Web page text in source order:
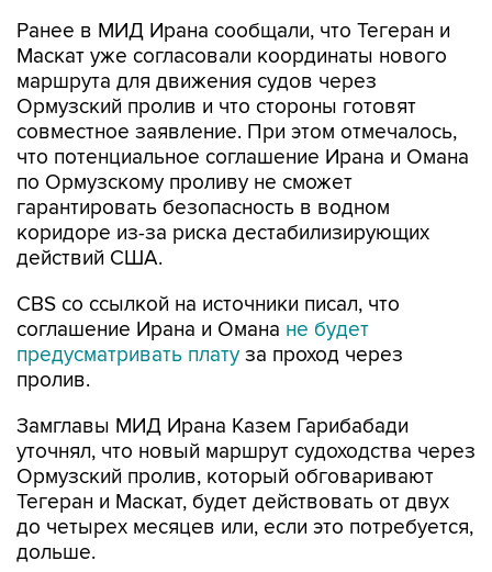
Ранее в МИД Ирана сообщали, что Тегеран и
Маскат уже согласовали координаты нового
маршрута для движения судов через
Ормузский пролив и что стороны готовят
совместное заявление. При этом отмечалось,
что потенциальное соглашение Ирана и Омана
по Ормузскому проливу не сможет
гарантировать безопасность в водном
коридоре из-за риска дестабилизирующих
действий США.
CBS со ссылкой на источники писал, что
соглашение Ирана и Омана не будет
предусматривать плату за проход через
пролив.
Замглавы МИД Ирана Казем Гарибабади
уточнял, что новый маршрут судоходства через
Ормузский пролив, который обговаривают
Тегеран и Маскат, будет действовать от двух
до четырех месяцев или, если это потребуется,
дольше.